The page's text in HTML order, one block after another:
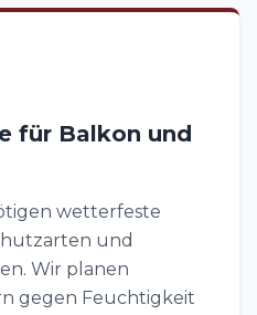
für Balkon und
wetterfeste
und
Wir planen
gegen Feuchtigkeit